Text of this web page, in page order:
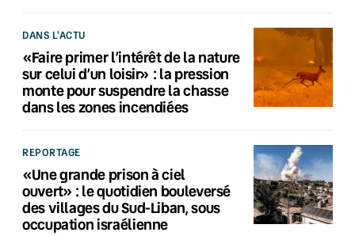
DANS L'ACTU
«Faire primer l’intérêt de la nature
sur celui d’un loisir» : la pression
monte pour suspendre la chasse
dans les zones incendiées
REPORTAGE
«Une grande prison à ciel
ouvert» : le quotidien bouleversé
des villages du Sud-Liban, sous
occupation israélienne